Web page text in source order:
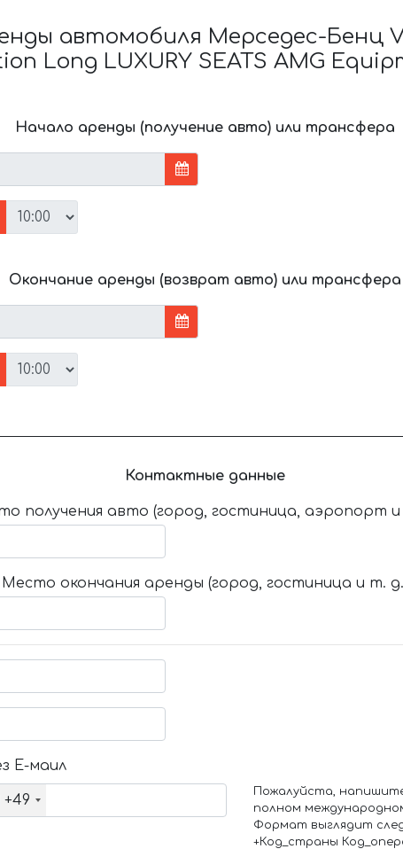
автомобиля Мерседес-Бенц
Long LUXURY SEATS AMG
Начало аренды (получение авто) или трансфера
Окончание аренды (возврат авто) или трансфера
Контактные данные
получения авто (город, гостиница, аэропорт и
Место окончания аренды (город, гостиница и т.
Е-маил
+49
Пожалуйста,
полном
Формат выглядит
+Код_страны